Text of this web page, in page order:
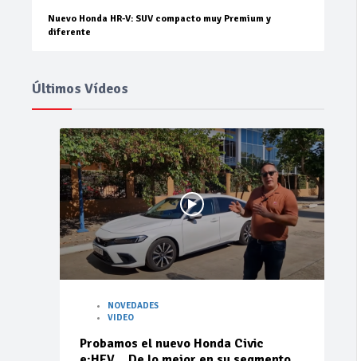
Nuevo Honda HR-V: SUV compacto muy Premium y
diferente
Últimos Vídeos
NOVEDADES
VIDEO
Probamos el nuevo Honda Civic